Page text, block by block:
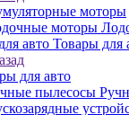
моторы
Товары для
для авто